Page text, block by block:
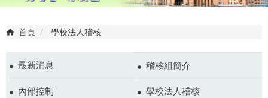
首頁 學校法人稽核
最新消息 稽核組簡介
內部控制 學校法人稽核